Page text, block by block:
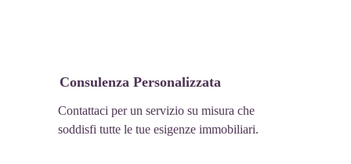
Consulenza Personalizzata
Contattaci per un servizio su misura che
soddisfi tutte le tue esigenze immobiliari.